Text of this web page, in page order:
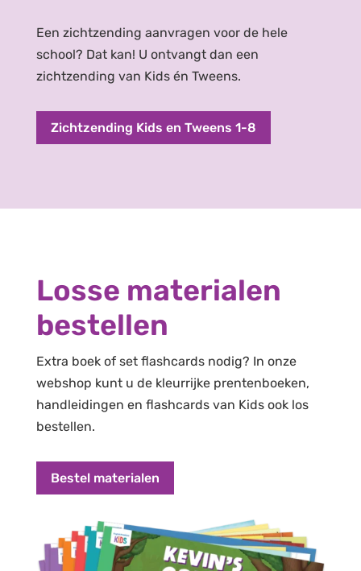
Een zichtzending aanvragen voor de hele
school? Dat kan! U ontvangt dan een
zichtzending van Kids én Tweens.
Zichtzending Kids en Tweens 1-8
Losse materialen
bestellen
Extra boek of set flashcards nodig? In onze
webshop kunt u de kleurrijke prentenboeken,
handleidingen en flashcards van Kids ook los
bestellen.
Bestel materialen